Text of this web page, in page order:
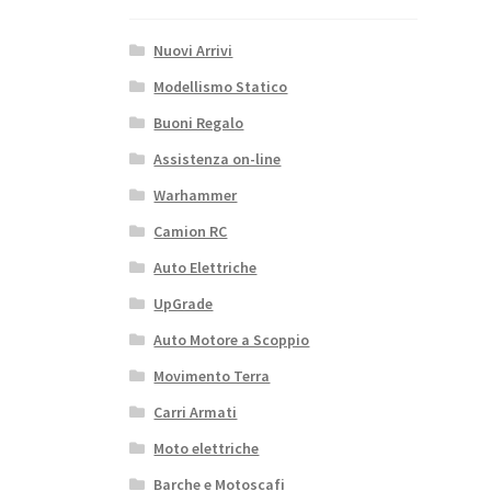
Nuovi Arrivi
Modellismo Statico
Buoni Regalo
Assistenza on-line
Warhammer
Camion RC
Auto Elettriche
UpGrade
Auto Motore a Scoppio
Movimento Terra
Carri Armati
Moto elettriche
Barche e Motoscafi